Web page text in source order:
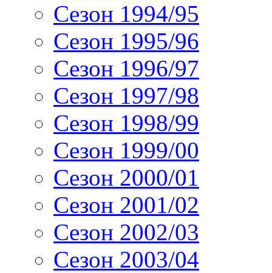
Сезон 1994/95
Сезон 1995/96
Сезон 1996/97
Сезон 1997/98
Сезон 1998/99
Сезон 1999/00
Сезон 2000/01
Сезон 2001/02
Сезон 2002/03
Сезон 2003/04